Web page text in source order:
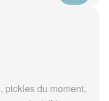
pickles du moment,